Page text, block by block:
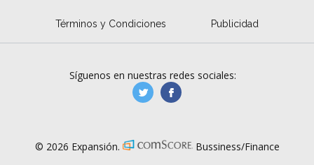
Términos y Condiciones Publicidad
Síguenos en nuestras redes sociales:
manufacturaGE
© 2026 Expansión. Bussiness/Finance